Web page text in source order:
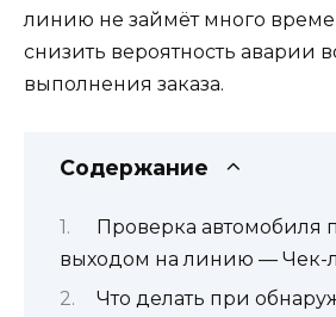
линию не займёт много
снизить вероятность аварии
выполнения заказа.
Содержание
Проверка автомобиля
выходом на линию — Чек-
Что делать при